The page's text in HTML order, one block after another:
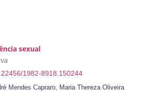
sexual
1982-8918.150244
Mendes Capraro, Maria Thereza Oliveira